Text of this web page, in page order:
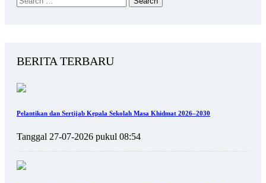
BERITA TERBARU
Pelantikan dan Sertijab Kepala Sekolah Masa Khidmat 2026–2030
Tanggal 27-07-2026 pukul 08:54